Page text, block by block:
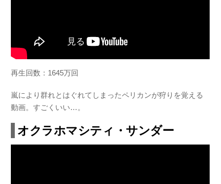
再生回数：1645万回
嵐により群れとはぐれてしまったペリカンが狩りを覚える
動画。すごくいい…。
オクラホマシティ・サンダー